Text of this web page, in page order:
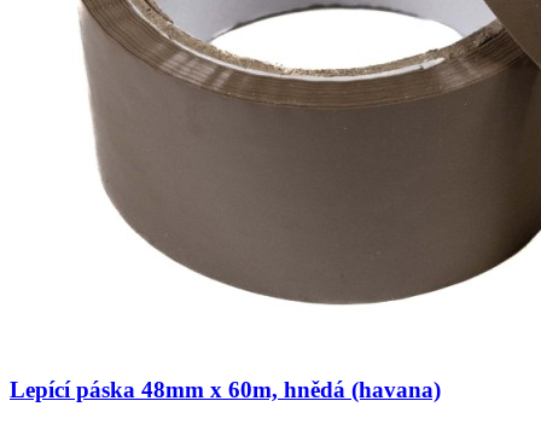
Lepící páska 48mm x 60m, hnědá (havana)